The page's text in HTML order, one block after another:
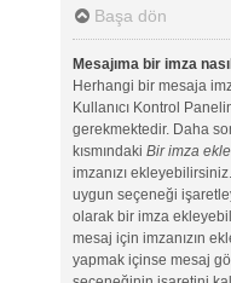
Başa dön
Mesajıma bir imza
Herhangi bir mesaja
Kullanıcı Kontrol
gerekmektedir. Daha
kısmındaki Bir imza ekle
imzanızı
uygun seçeneği
olarak bir imza
mesaj için imzanızın
yapmak içinse mesaj